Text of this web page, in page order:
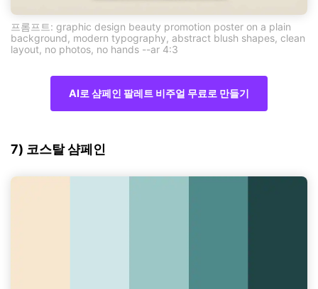
프롬프트: graphic design beauty promotion poster on a plain
background, modern typography, abstract blush shapes, clean
layout, no photos, no hands --ar 4:3
AI로 샴페인 팔레트 비주얼 무료로 만들기
7) 코스탈 샴페인